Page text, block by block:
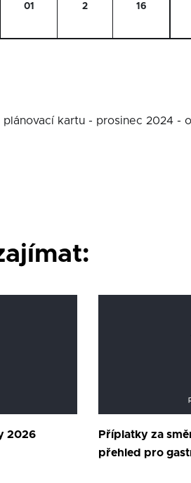
01 2 16
plánovací kartu - prosinec 2024 -
2026
Příplatky za
přehled pro